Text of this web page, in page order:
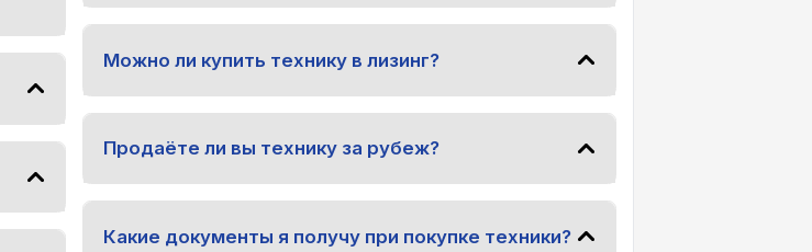
Можно ли купить технику в лизинг?
Продаёте ли вы технику за рубеж?
Какие документы я получу при покупке техники?